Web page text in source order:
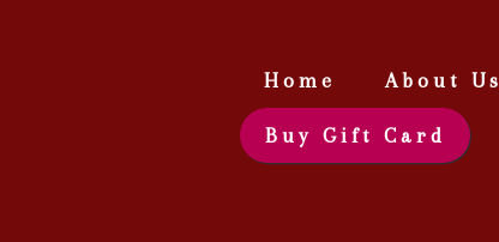
Home About Us
Buy Gift Card